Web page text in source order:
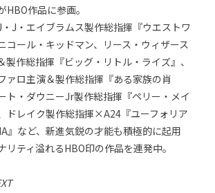
HBO作品に参画。
J・エイブラムス製作総指揮『ウエストワ
コール・キッドマン、リース・ウィザース
製作総指揮『ビッグ・リトル・ライズ』、
ァロ主演＆製作総指揮『ある家族の肖
ト・ダウニーJr製作総指揮『ペリー・メイ
ドレイク製作総指揮×A24『ユーフォリア
』など、新進気鋭の才能も積極的に起用
リティ溢れるHBO印の作品を連発中。